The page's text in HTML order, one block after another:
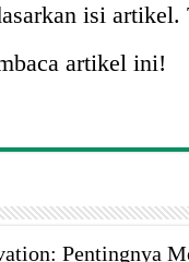
isi artikel.
artikel ini!
Pentingnya